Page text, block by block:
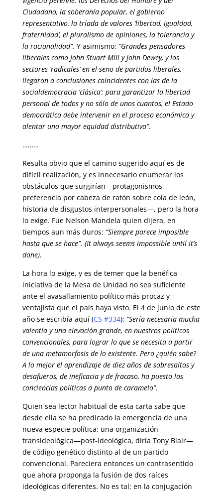
Ciudadano, la soberanía popular, el gobierno
representativo, la tríada de valores ‘libertad, igualdad,
fraternidad’, el pluralismo de opiniones, la tolerancia y
la racionalidad”. Y asimismo: “Grandes pensadores
liberales como John Stuart Mill y John Dewey, y los
sectores ‘radicales’ en el seno de partidos liberales,
llegaron a conclusiones coincidentes con las de la
socialdemocracia ‘clásica’: para garantizar la libertad
personal de todos y no sólo de unos cuantos, el Estado
democrático debe intervenir en el proceso económico y
alentar una mayor equidad distributiva”.
………
Resulta obvio que el camino sugerido aquí es de
difícil realización, y es innecesario enumerar los
obstáculos que surgirían—protagonismos,
preferencia por cabeza de ratón sobre cola de león,
historia de disgustos interpersonales—, pero la hora
lo exige. Fue Nelson Mandela quien dijera, en
tiempos aun más duros: “Siempre parece imposible
hasta que se hace”. (It always seems impossible until it’s
done).
La hora lo exige, y es de temer que la benéfica
iniciativa de la Mesa de Unidad no sea suficiente
ante el avasallamiento político más procaz y
ventajista que el país haya visto. El 4 de junio de este
año se escribía aquí (CS #334): “Sería necesaria mucha
valentía y una elevación grande, en nuestros políticos
convencionales, para lograr lo que se necesita a partir
de una metamorfosis de lo existente. Pero ¿quién sabe?
A lo mejor el aprendizaje de diez años de sobresaltos y
desafueros, de ineficacia y de fracaso, ha puesto las
conciencias políticas a punto de caramelo”.
Quien sea lector habitual de esta carta sabe que
desde ella se ha predicado la emergencia de una
nueva especie política: una organización
transideológica—post-ideológica, diría Tony Blair—
de código genético distinto al de un partido
convencional. Pareciera entonces un contrasentido
que ahora proponga la fusión de dos raíces
ideológicas diferentes. No es tal; en la conjugación